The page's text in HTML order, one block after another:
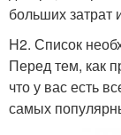
больших затрат
H2. Список
Перед тем, как
что у вас есть
самых